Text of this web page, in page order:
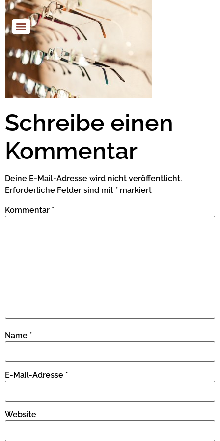
Schreibe einen
Kommentar
Deine E-Mail-Adresse wird nicht veröffentlicht.
Erforderliche Felder sind mit * markiert
Kommentar *
Name *
E-Mail-Adresse *
Website